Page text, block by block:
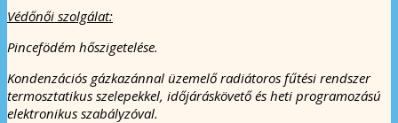
Védőnői szolgálat:
Pincefödém hőszigetelése.
Kondenzációs gázkazánnal üzemelő radiátoros fűtési rendszer
termosztatikus szelepekkel, időjáráskövető és heti programozású
elektronikus szabályzóval.